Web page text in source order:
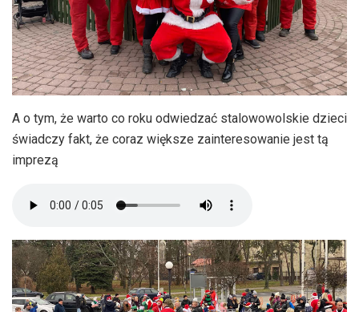
A o tym, że warto co roku odwiedzać stalowowolskie dzieci
świadczy fakt, że coraz większe zainteresowanie jest tą
imprezą